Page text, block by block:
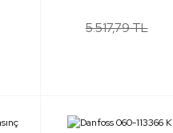
5.517,79 TL